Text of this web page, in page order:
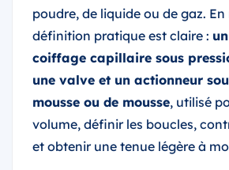
poudre, de liquide ou de gaz. En
définition pratique est claire :
coiffage capillaire sous
une valve et un actionneur
mousse ou de mousse, utilisé
volume, définir les boucles,
et obtenir une tenue légère à